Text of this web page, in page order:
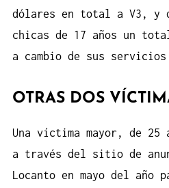
dólares en total a V3, y
chicas de 17 años un
a cambio de sus
OTRAS DOS
Una víctima mayor, de 25
a través del sitio de
Locanto en mayo del año